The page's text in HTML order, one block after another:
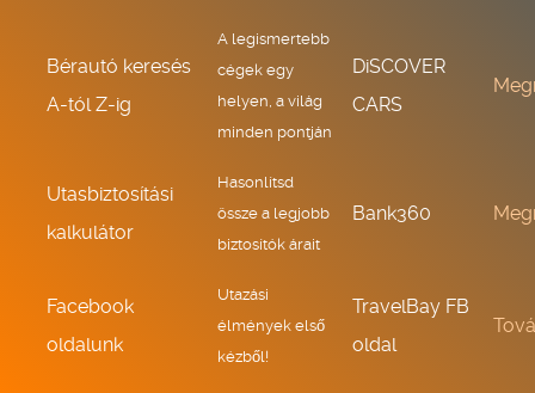
Bérautó keresés
A-tól Z-ig
A legismertebb
cégek egy
helyen, a világ
minden pontján
DiSCOVER
CARS
Utasbiztosítási
kalkulátor
Hasonlítsd
össze a legjobb
biztosítók árait
Bank360
Facebook
oldalunk
Utazási
élmények első
kézből!
TravelBay FB
oldal